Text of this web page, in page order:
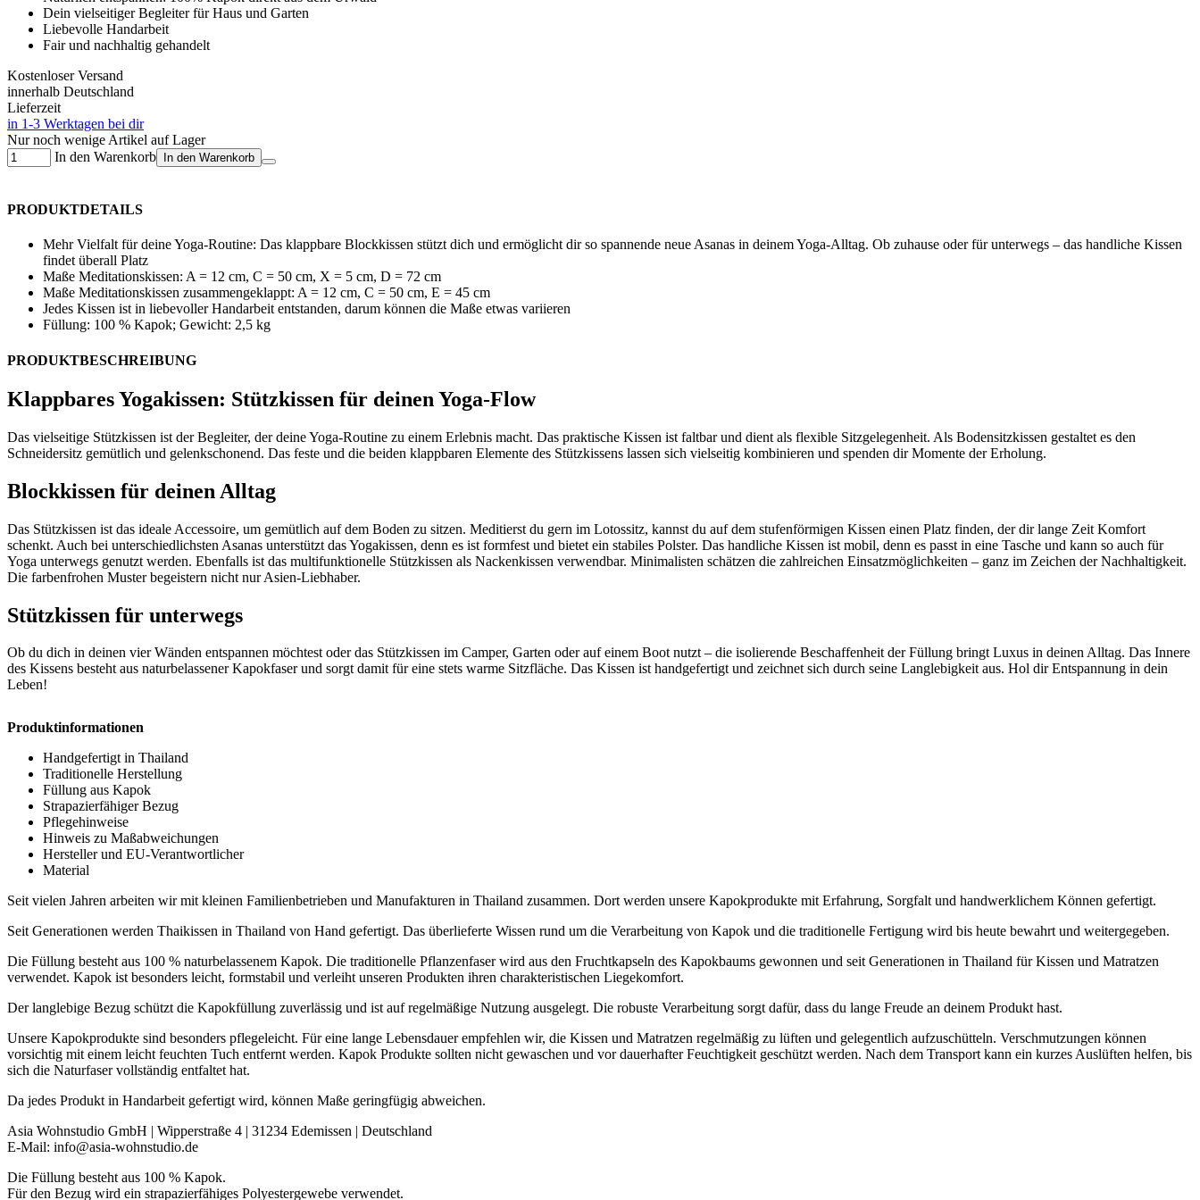
Dein vielseitiger Begleiter für Haus und Garten
Liebevolle Handarbeit
Fair und nachhaltig gehandelt
Kostenloser Versand
innerhalb Deutschland
Lieferzeit
in 1-3 Werktagen bei dir
Nur noch wenige Artikel auf Lager
In den Warenkorb
In den Warenkorb
PRODUKTDETAILS
Mehr Vielfalt für deine Yoga-Routine: Das klappbare Blockkissen stützt dich und ermöglicht dir so spannende neue Asanas in deinem Yoga-Alltag. Ob zuhause oder für unterwegs – das handliche Kissen
findet überall Platz
Maße Meditationskissen: A = 12 cm, C = 50 cm, X = 5 cm, D = 72 cm
Maße Meditationskissen zusammengeklappt: A = 12 cm, C = 50 cm, E = 45 cm
Jedes Kissen ist in liebevoller Handarbeit entstanden, darum können die Maße etwas variieren
Füllung: 100 % Kapok; Gewicht: 2,5 kg
PRODUKTBESCHREIBUNG
Klappbares Yogakissen: Stützkissen für deinen Yoga-Flow
Das vielseitige Stützkissen ist der Begleiter, der deine Yoga-Routine zu einem Erlebnis macht. Das praktische Kissen ist faltbar und dient als flexible Sitzgelegenheit. Als Bodensitzkissen gestaltet es den
Schneidersitz gemütlich und gelenkschonend. Das feste und die beiden klappbaren Elemente des Stützkissens lassen sich vielseitig kombinieren und spenden dir Momente der Erholung.
Blockkissen für deinen Alltag
Das Stützkissen ist das ideale Accessoire, um gemütlich auf dem Boden zu sitzen. Meditierst du gern im Lotossitz, kannst du auf dem stufenförmigen Kissen einen Platz finden, der dir lange Zeit Komfort
schenkt. Auch bei unterschiedlichsten Asanas unterstützt das Yogakissen, denn es ist formfest und bietet ein stabiles Polster. Das handliche Kissen ist mobil, denn es passt in eine Tasche und kann so auch für
Yoga unterwegs genutzt werden. Ebenfalls ist das multifunktionelle Stützkissen als Nackenkissen verwendbar. Minimalisten schätzen die zahlreichen Einsatzmöglichkeiten – ganz im Zeichen der Nachhaltigkeit.
Die farbenfrohen Muster begeistern nicht nur Asien-Liebhaber.
Stützkissen für unterwegs
Ob du dich in deinen vier Wänden entspannen möchtest oder das Stützkissen im Camper, Garten oder auf einem Boot nutzt – die isolierende Beschaffenheit der Füllung bringt Luxus in deinen Alltag. Das Innere
des Kissens besteht aus naturbelassener Kapokfaser und sorgt damit für eine stets warme Sitzfläche. Das Kissen ist handgefertigt und zeichnet sich durch seine Langlebigkeit aus. Hol dir Entspannung in dein
Leben!
Produktinformationen
Handgefertigt in Thailand
Traditionelle Herstellung
Füllung aus Kapok
Strapazierfähiger Bezug
Pflegehinweise
Hinweis zu Maßabweichungen
Hersteller und EU-Verantwortlicher
Material
Seit vielen Jahren arbeiten wir mit kleinen Familienbetrieben und Manufakturen in Thailand zusammen. Dort werden unsere Kapokprodukte mit Erfahrung, Sorgfalt und handwerklichem Können gefertigt.
Seit Generationen werden Thaikissen in Thailand von Hand gefertigt. Das überlieferte Wissen rund um die Verarbeitung von Kapok und die traditionelle Fertigung wird bis heute bewahrt und weitergegeben.
Die Füllung besteht aus 100 % naturbelassenem Kapok. Die traditionelle Pflanzenfaser wird aus den Fruchtkapseln des Kapokbaums gewonnen und seit Generationen in Thailand für Kissen und Matratzen
verwendet. Kapok ist besonders leicht, formstabil und verleiht unseren Produkten ihren charakteristischen Liegekomfort.
Der langlebige Bezug schützt die Kapokfüllung zuverlässig und ist auf regelmäßige Nutzung ausgelegt. Die robuste Verarbeitung sorgt dafür, dass du lange Freude an deinem Produkt hast.
Unsere Kapokprodukte sind besonders pflegeleicht. Für eine lange Lebensdauer empfehlen wir, die Kissen und Matratzen regelmäßig zu lüften und gelegentlich aufzuschütteln. Verschmutzungen können
vorsichtig mit einem leicht feuchten Tuch entfernt werden. Kapok Produkte sollten nicht gewaschen und vor dauerhafter Feuchtigkeit geschützt werden. Nach dem Transport kann ein kurzes Auslüften helfen, bis
sich die Naturfaser vollständig entfaltet hat.
Da jedes Produkt in Handarbeit gefertigt wird, können Maße geringfügig abweichen.
Asia Wohnstudio GmbH | Wipperstraße 4 | 31234 Edemissen | Deutschland
E-Mail: info@asia-wohnstudio.de
Die Füllung besteht aus 100 % Kapok.
Für den Bezug wird ein strapazierfähiges Polyestergewebe verwendet.